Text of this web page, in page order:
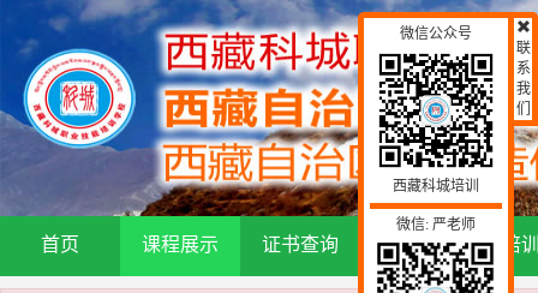
首页 课程展示 证书查询 通知公告 培
微信公众号
西藏科城培训
微信: 严老师
联
系
我
们